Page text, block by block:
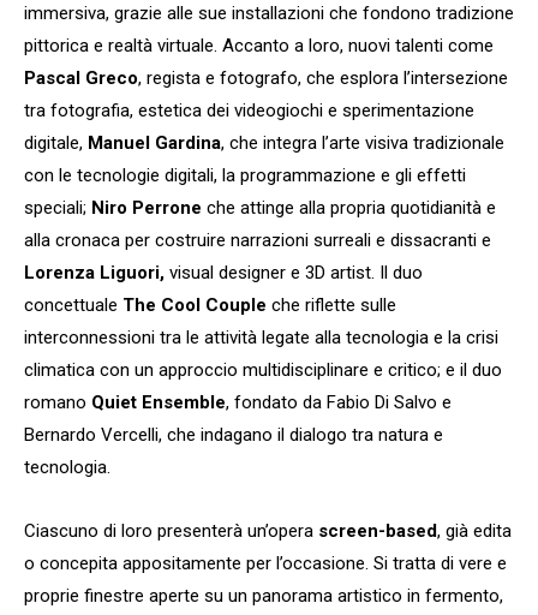
immersiva, grazie alle sue installazioni che fondono tradizione
pittorica e realtà virtuale. Accanto a loro, nuovi talenti come
Pascal Greco, regista e fotografo, che esplora l’intersezione
tra fotografia, estetica dei videogiochi e sperimentazione
digitale, Manuel Gardina, che integra l’arte visiva tradizionale
con le tecnologie digitali, la programmazione e gli effetti
speciali; Niro Perrone che attinge alla propria quotidianità e
alla cronaca per costruire narrazioni surreali e dissacranti e
Lorenza Liguori, visual designer e 3D artist. Il duo
concettuale The Cool Couple che riflette sulle
interconnessioni tra le attività legate alla tecnologia e la crisi
climatica con un approccio multidisciplinare e critico; e il duo
romano Quiet Ensemble, fondato da Fabio Di Salvo e
Bernardo Vercelli, che indagano il dialogo tra natura e
tecnologia.
Ciascuno di loro presenterà un’opera screen-based, già edita
o concepita appositamente per l’occasione. Si tratta di vere e
proprie finestre aperte su un panorama artistico in fermento,